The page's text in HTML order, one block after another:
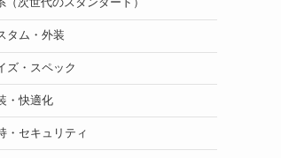
（次世代のスタンダード）
タム・外装
ズ・スペック
・快適化
・セキュリティ